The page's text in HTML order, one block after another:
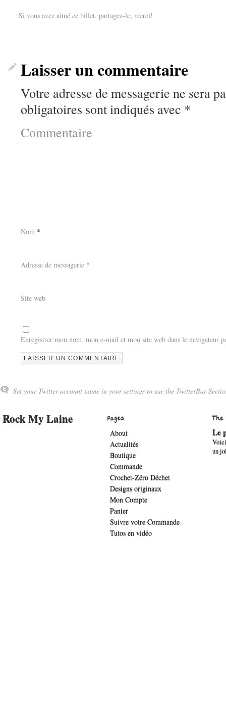
Si vous avez aimé ce billet, partagez-le, merci!
Laisser un commentaire
Votre adresse de messagerie ne sera
obligatoires sont indiqués avec *
Commentaire
Nom *
Adresse de messagerie *
Site web
Enregistrer mon nom, mon e-mail et mon site web dans le navigateur
Set your Twitter account name in your settings to use the TwitterBar
Rock My Laine Pages
About
Actualités
Boutique
Commande
Crochet-Zéro Déchet
Designs originaux
Mon Compte
Panier
Suivre votre Commande
Tutos en vidéo
Le
un